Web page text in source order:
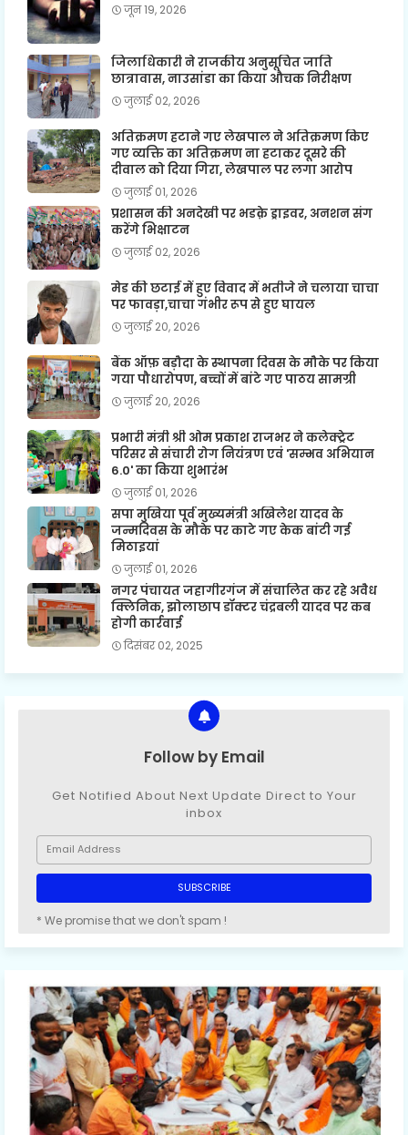
जून 19, 2026
जिलाधिकारी ने राजकीय अनुसूचित जाति
छात्रावास, नाउसांडा का किया औचक निरीक्षण
जुलाई 02, 2026
अतिक्रमण हटाने गए लेखपाल ने अतिक्रमण किए
गए व्यक्ति का अतिक्रमण ना हटाकर दूसरे की
दीवाल को दिया गिरा, लेखपाल पर लगा आरोप
जुलाई 01, 2026
प्रशासन की अनदेखी पर भडक़े ड्राइवर, अनशन संग
करेंगे भिक्षाटन
जुलाई 02, 2026
मेड की छटाई में हुए विवाद में भतीजे ने चलाया चाचा
पर फावड़ा,चाचा गंभीर रूप से हुए घायल
जुलाई 20, 2026
बैंक ऑफ़ बड़ौदा के स्थापना दिवस के मौके पर किया
गया पौधारोपण, बच्चों में बांटे गए पाठय सामग्री
जुलाई 20, 2026
प्रभारी मंत्री श्री ओम प्रकाश राजभर ने कलेक्ट्रेट
परिसर से संचारी रोग नियंत्रण एवं 'सम्भव अभियान
6.0' का किया शुभारंभ
जुलाई 01, 2026
सपा मुखिया पूर्व मुख्यमंत्री अखिलेश यादव के
जन्मदिवस के मौके पर काटे गए केक बांटी गई
मिठाइयां
जुलाई 01, 2026
नगर पंचायत जहागीरगंज में संचालित कर रहे अवैध
क्लिनिक, झोलाछाप डॉक्टर चंद्रबली यादव पर कब
होगी कार्रवाई
दिसंबर 02, 2025
Follow by Email
Get Notified About Next Update Direct to Your
inbox
* We promise that we don't spam !